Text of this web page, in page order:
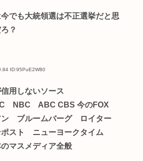
でも大統領選は不正選挙だと思
？
ID:95PuE2W80
用しないソース
NBC ABC CBS 今のFOX
ン ブルームバーグ ロイター
ポスト ニューヨークタイム
スメディア全般